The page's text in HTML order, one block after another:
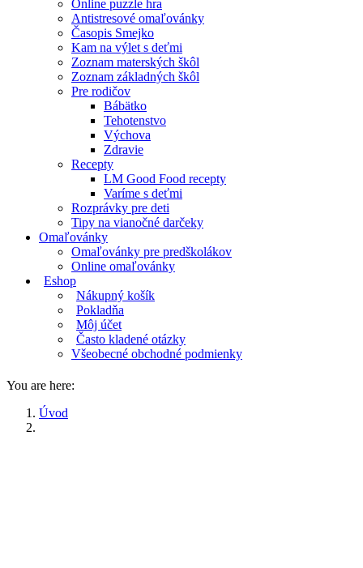
Online puzzle hra
Antistresové omaľovánky
Časopis Smejko
Kam na výlet s deťmi
Zoznam materských škôl
Zoznam základných škôl
Pre rodičov
Bábätko
Tehotenstvo
Výchova
Zdravie
Recepty
LM Good Food recepty
Varíme s deťmi
Rozprávky pre deti
Tipy na vianočné darčeky
Omaľovánky
Omaľovánky pre predškolákov
Online omaľovánky
Eshop
Nákupný košík
Pokladňa
Môj účet
Často kladené otázky
Všeobecné obchodné podmienky
You are here:
Úvod